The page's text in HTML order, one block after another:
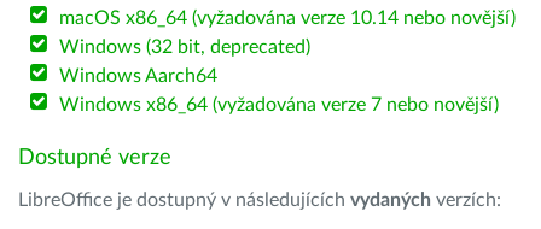
macOS x86_64 (vyžadována verze 10.14 nebo novější)
Windows (32 bit, deprecated)
Windows Aarch64
Windows x86_64 (vyžadována verze 7 nebo novější)
Dostupné verze
LibreOffice je dostupný v následujících vydaných verzích: